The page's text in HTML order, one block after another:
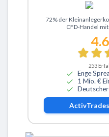
Zu
72% der
CFD-Handel
4.6
253
Enge
1 Mio. €
ActivTrades